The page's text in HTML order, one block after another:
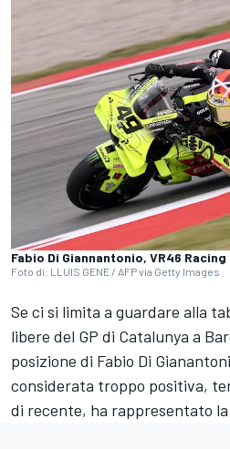
Fabio Di Giannantonio, VR46 Racing
Foto di: LLUIS GENE / AFP via Getty Images
Se ci si limita a guardare alla
libere del GP di Catalunya a
posizione di Fabio Di
considerata troppo positiva,
di recente, ha rappresentato